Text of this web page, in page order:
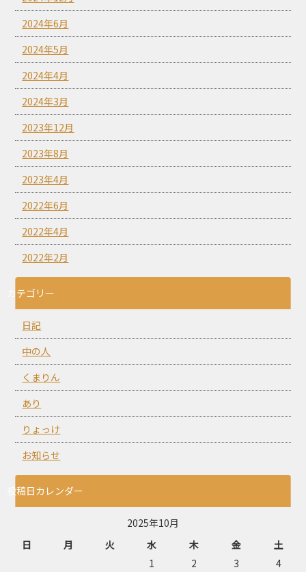
2024年6月
2024年5月
2024年4月
2024年3月
2023年12月
2023年8月
2023年4月
2022年6月
2022年4月
2022年2月
カテゴリー
日記
中の人
くまりん
あり
りょっけ
お知らせ
投稿日カレンダー
2025年10月
日
月 火 水 木 金
土
1
2 3 4